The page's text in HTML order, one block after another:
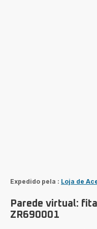
Expedido pela : Loja de
Parede virtual:
ZR690001